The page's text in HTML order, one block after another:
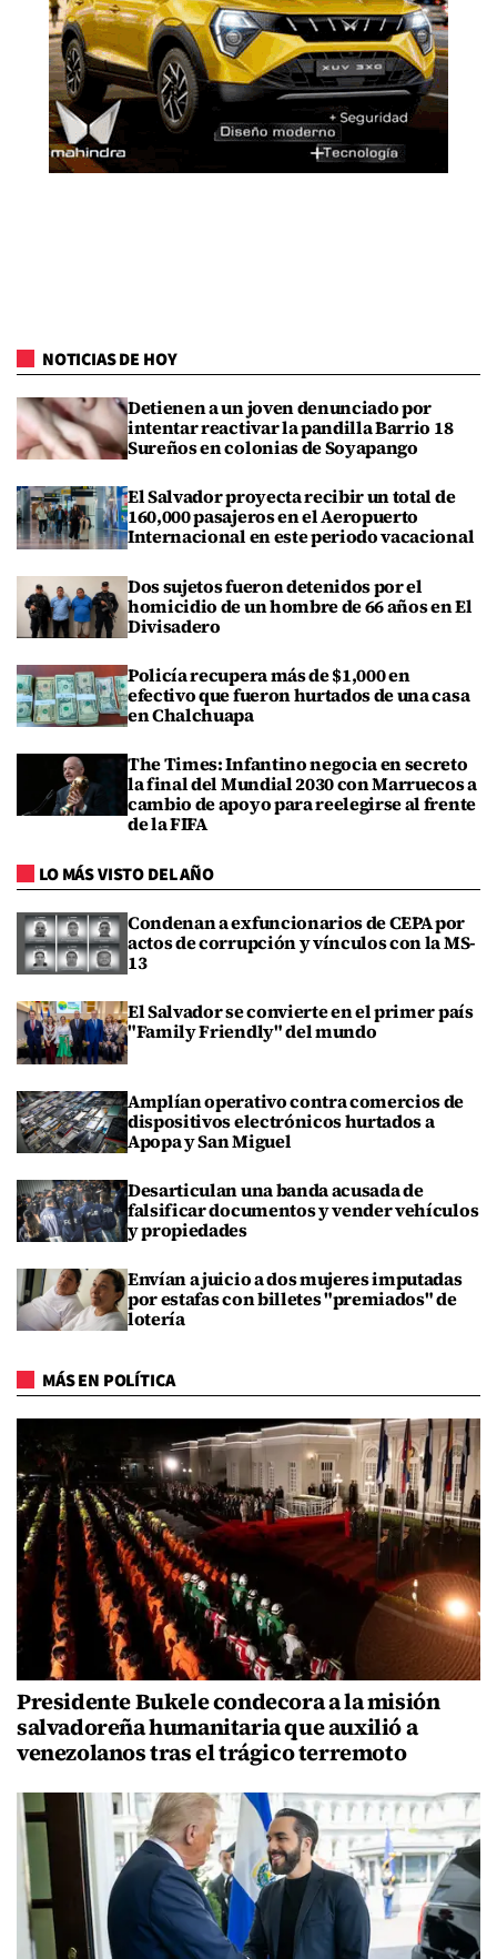
NOTICIAS DE HOY
Detienen a un joven denunciado por
intentar reactivar la pandilla Barrio 18
Sureños en colonias de Soyapango
El Salvador proyecta recibir un total de
160,000 pasajeros en el Aeropuerto
Internacional en este periodo vacacional
Dos sujetos fueron detenidos por el
homicidio de un hombre de 66 años en El
Divisadero
Policía recupera más de $1,000 en
efectivo que fueron hurtados de una casa
en Chalchuapa
The Times: Infantino negocia en secreto
la final del Mundial 2030 con Marruecos a
cambio de apoyo para reelegirse al frente
de la FIFA
LO MÁS VISTO DEL AÑO
Condenan a exfuncionarios de CEPA por
actos de corrupción y vínculos con la MS-
13
El Salvador se convierte en el primer país
"Family Friendly" del mundo
Amplían operativo contra comercios de
dispositivos electrónicos hurtados a
Apopa y San Miguel
Desarticulan una banda acusada de
falsificar documentos y vender vehículos
y propiedades
Envían a juicio a dos mujeres imputadas
por estafas con billetes "premiados" de
lotería
MÁS EN POLÍTICA
Presidente Bukele condecora a la misión
salvadoreña humanitaria que auxilió a
venezolanos tras el trágico terremoto